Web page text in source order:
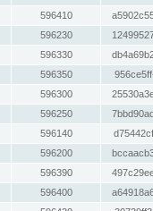
596410
596230
596330
596350
596300
596250
596140
596200
596390
596400